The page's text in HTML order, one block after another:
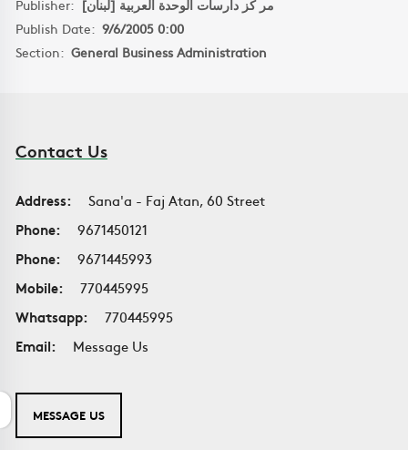
Publisher: مر كز دارسات الوحدة العربية [لبنان]
Publish Date: 9/6/2005 0:00
Section: General Business Administration
Contact Us
Address:
Sana'a - Faj Atan, 60 Street
Phone:
9671450121
Phone:
9671445993
Mobile:
770445995
Whatsapp:
770445995
Email:
Message Us
MESSAGE US